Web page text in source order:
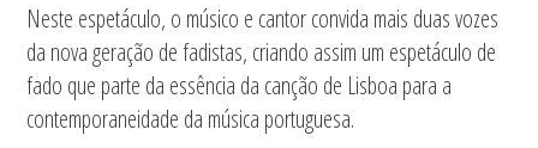
Neste espetáculo, o músico e cantor convida mais duas vozes
da nova geração de fadistas, criando assim um espetáculo de
fado que parte da essência da canção de Lisboa para a
contemporaneidade da música portuguesa.